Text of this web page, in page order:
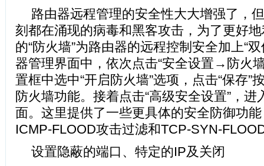
路由器远程管理的安全性大大增强了，
刻都在涌现的病毒和黑客攻击，为了更好
的“防火墙”为路由器的远程控制安全加上“
器管理界面中，依次点击“安全设置→防火
置框中选中“开启防火墙”选项，点击“保存”
防火墙功能。接着点击“高级安全设置”，进
面。这里提供了一些更具体的安全防御功
ICMP-FLOOD攻击过滤和TCP-SYN-
设置隐蔽的端口、特定的IP及关闭